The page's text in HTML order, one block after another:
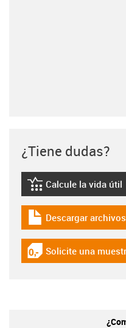
¿Tiene dudas?
igus-icon-
Calcule la vida útil
igus-icon-download-
Descargar
igus-icon-gratismuster
Solicite una